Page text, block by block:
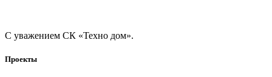
С уважением СК «Техно дом».
Проекты